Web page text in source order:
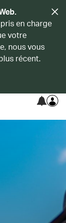
en charge
votre
nous vous
récent.